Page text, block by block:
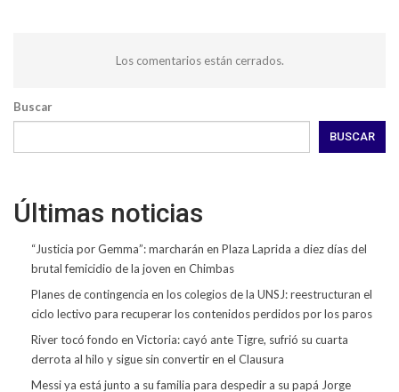
Los comentarios están cerrados.
Buscar
BUSCAR
Últimas noticias
“Justicia por Gemma”: marcharán en Plaza Laprida a diez días del
brutal femicidio de la joven en Chimbas
Planes de contingencia en los colegios de la UNSJ: reestructuran el
ciclo lectivo para recuperar los contenidos perdidos por los paros
River tocó fondo en Victoria: cayó ante Tigre, sufrió su cuarta
derrota al hilo y sigue sin convertir en el Clausura
Messi ya está junto a su familia para despedir a su papá Jorge